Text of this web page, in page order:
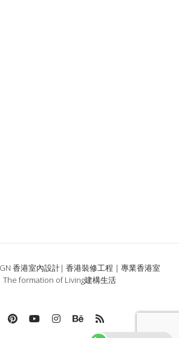
香港室內設計| 香港裝修工程 | 專業香港室
The formation of Living建構生活